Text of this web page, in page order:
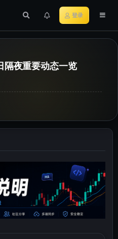
登录
隔夜重要动态一览